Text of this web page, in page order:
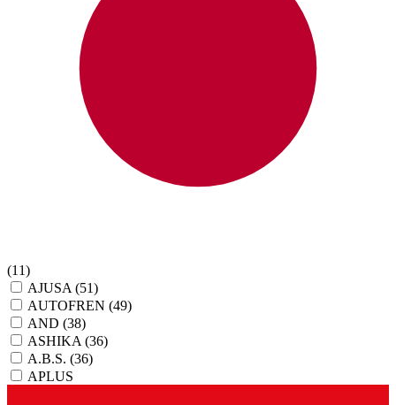
(11)
AJUSA (51)
AUTOFREN (49)
AND (38)
ASHIKA (36)
A.B.S. (36)
APLUS